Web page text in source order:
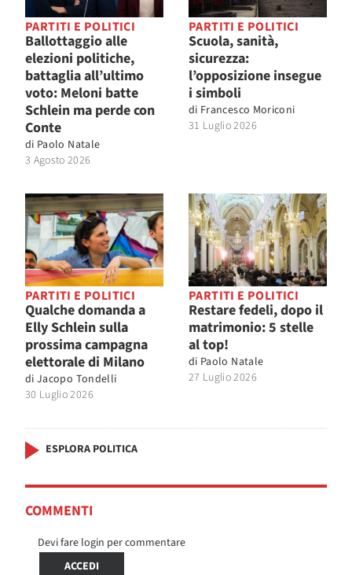
PARTITI E POLITICI
Ballottaggio alle
elezioni politiche,
battaglia all’ultimo
voto: Meloni batte
Schlein ma perde con
Conte
di Paolo Natale
3 Agosto 2026
PARTITI E POLITICI
Scuola, sanità,
sicurezza:
l’opposizione insegue
i simboli
di Francesco Moriconi
31 Luglio 2026
PARTITI E POLITICI
Qualche domanda a
Elly Schlein sulla
prossima campagna
elettorale di Milano
di Jacopo Tondelli
30 Luglio 2026
PARTITI E POLITICI
Restare fedeli, dopo il
matrimonio: 5 stelle
al top!
di Paolo Natale
27 Luglio 2026
ESPLORA POLITICA
COMMENTI
Devi fare login per commentare
ACCEDI